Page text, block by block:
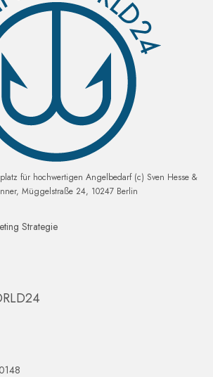
für hochwertigen Angelbedarf (c) Sven Hesse &
Müggelstraße 24, 10247 Berlin
Strategie